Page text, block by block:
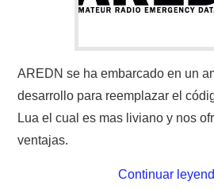
MIEMBROS ORIGINALES
MODOS DIGITALES
AREDN se ha embarcado en un
desarrollo para reemplazar el
Lua el cual es mas liviano y nos
ventajas.
Continuar